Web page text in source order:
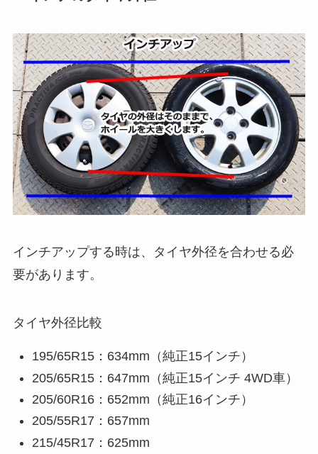
インチアップする時は、タイヤ外径を合わせる必
要があります。
タイヤ外径比較
195/65R15：634mm（純正15インチ）
205/65R15：647mm（純正15インチ 4WD車）
205/60R16：652mm（純正16インチ）
205/55R17：657mm
215/45R17：625mm